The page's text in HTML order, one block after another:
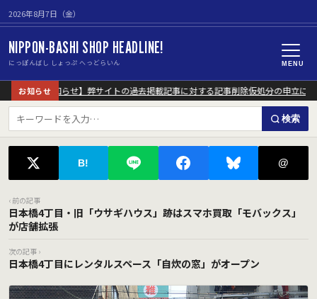
2026年8月7日（金）
NIPPON-BASHI SHOP HEADLINE!
にっぽんばし しょっぷ へっどらいん MENU
お知らせ
【重要なお知らせ】弊サイトの過去掲載記事に対する記事削除仮処分の申立につ
検索
B! @
‹ 前の記事
日本橋4丁目・旧「ウサギハウス」跡はスマホ買取「モバックス」
が店舗拡張
次の記事 ›
日本橋4丁目にレンタルスペース「自炊の窓」がオープン